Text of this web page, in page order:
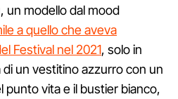
un modello dal mood
a quello che aveva
Festival nel 2021, solo in
un vestitino azzurro con un
vita e il bustier bianco,